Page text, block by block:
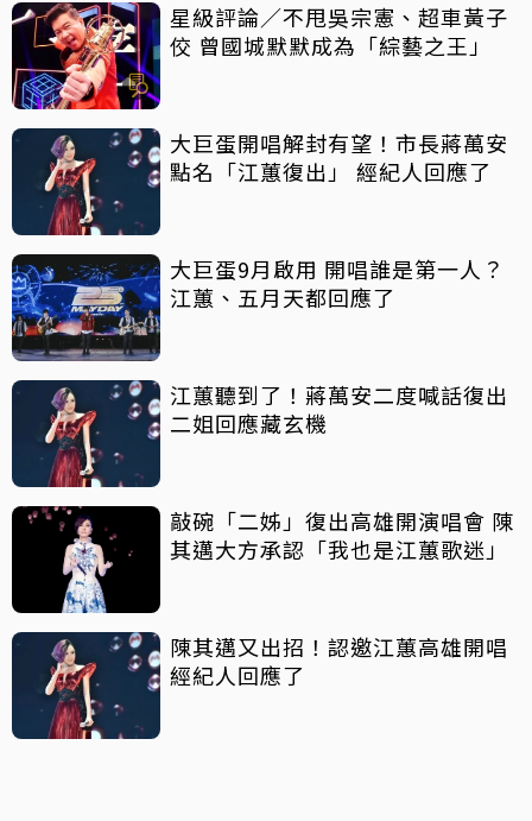
星級評論／不甩吳宗憲、超車黃子
佼 曾國城默默成為「綜藝之王」
大巨蛋開唱解封有望！市長蔣萬安
點名「江蕙復出」 經紀人回應了
大巨蛋9月啟用 開唱誰是第一人？
江蕙、五月天都回應了
江蕙聽到了！蔣萬安二度喊話復出
二姐回應藏玄機
敲碗「二姊」復出高雄開演唱會 陳
其邁大方承認「我也是江蕙歌迷」
陳其邁又出招！認邀江蕙高雄開唱
經紀人回應了